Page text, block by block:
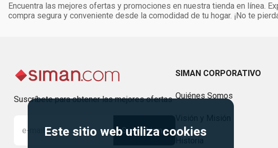
Este sitio web utiliza cookies
Encuentra las mejores ofertas y promociones en nuestra tienda en línea.
compra segura y conveniente desde la comodidad de tu hogar. ¡No te
Suscríbete para obtener las mejores ofertas
Suscribirme
SIMAN CORPORATIVO
Quiénes Somos